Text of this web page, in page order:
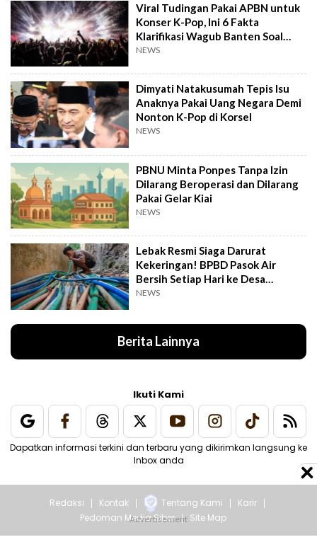
Viral Tudingan Pakai APBN untuk
Konser K-Pop, Ini 6 Fakta
Klarifikasi Wagub Banten Soal
Putrinya
NEWS
Dimyati Natakusumah Tepis Isu
Anaknya Pakai Uang Negara Demi
Nonton K-Pop di Korsel
NEWS
PBNU Minta Ponpes Tanpa Izin
Dilarang Beroperasi dan Dilarang
Pakai Gelar Kiai
NEWS
Lebak Resmi Siaga Darurat
Kekeringan! BPBD Pasok Air
Bersih Setiap Hari ke Desa
Pelosok
NEWS
Berita Lainnya
Ikuti Kami
Dapatkan informasi terkini dan terbaru yang dikirimkan langsung ke
Inbox anda
Redaksi Kontak Tentang Kami
Karir
Pedoman Media Siber
Site Map